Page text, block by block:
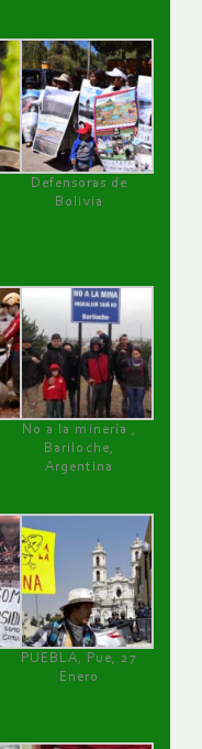
Defensoras de
Bolivia
No a la minería ,
Bariloche,
Argentina
PUEBLA, Pue, 27
Enero